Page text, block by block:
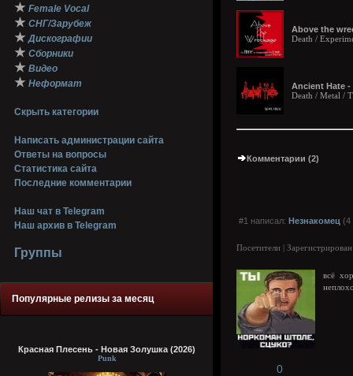
★ Female Vocal
★ СНГ/Зарубеж
★ Дискографии
★ Сборники
★ Видео
★ Неформат
Скрыть категории
Написать администрации сайта
Ответы на вопросы
Статистика сайта
Последние комментарии
Наш чат в Telegram
Наш архив в Telegram
Группы
Популярные релизы за месяц
Красная Плесень - Новая Золушка (2026)
Punk
Above the
Death /
Ancient Hate -
Death / Metal /
Комментарии (2)
#1 написал: Незнакомец (4
Посетители |
всё
0